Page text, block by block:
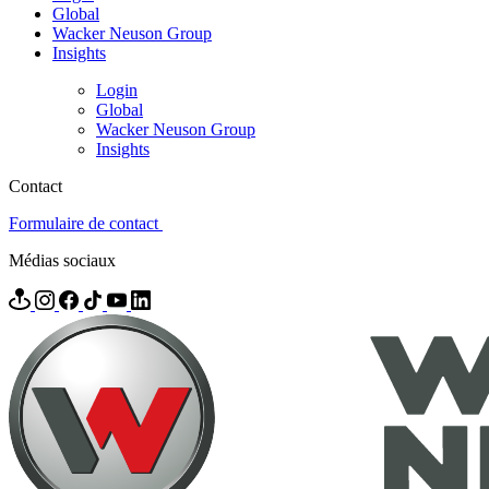
Global
Wacker Neuson Group
Insights
Login
Global
Wacker Neuson Group
Insights
Contact
Formulaire de contact
Médias sociaux